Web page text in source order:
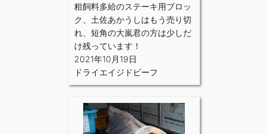
粗飼料多給のステーキ用ブロッ
ク、土佐あかうしはもう売り切
れ、短角の大嵐君の方は少しだ
け残っています！
2021年10月19日
ドライエイジドビーフ